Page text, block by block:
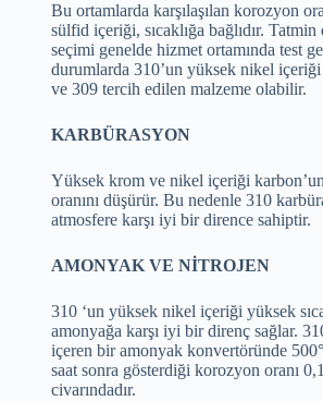
Bu ortamlarda karşılaşılan korozyon
sülfid içeriği, sıcaklığa bağlıdır.
seçimi genelde hizmet ortamında test
durumlarda 310’un yüksek nikel
ve 309 tercih edilen malzeme olabilir.
KARBÜRASYON
Yüksek krom ve nikel içeriği
oranını düşürür. Bu nedenle 310
atmosfere karşı iyi bir dirence sahiptir.
AMONYAK VE NİTROJEN
310 ‘un yüksek nikel içeriği yüksek
amonyağa karşı iyi bir direnç sağlar.
içeren bir amonyak konvertöründe
saat sonra gösterdiği korozyon oranı
civarındadır.